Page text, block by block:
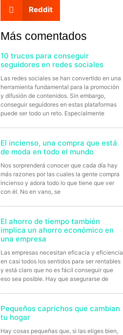
Reddit
Más comentados
10 trucos para conseguir
seguidores en redes sociales
Las redes sociales se han convertido en una
herramienta fundamental para la promoción
y difusión de contenidos. Sin embargo,
conseguir seguidores en estas plataformas
puede ser todo un reto. Especialmente
El incienso, una compra que está
de moda en todo el mundo
Nos sorprenderá conocer que cada día hay
más razones por las cuales la gente compra
incienso y adora todo lo que tiene que ver
con él. No en vano, se
El ahorro de tiempo también
implica un ahorro económico en
una empresa
Las empresas necesitan eficacia y eficiencia
en casi todos los sentidos para ser rentables
y está claro que no es fácil conseguir que
eso sea posible. Hay que asegurarse de
Pequeños caprichos que cambian
tu hogar
Hay cosas pequeñas que, si las eliges bien,